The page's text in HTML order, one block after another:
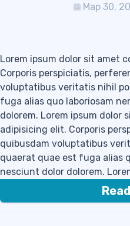
Мар 30,
Lorem ipsum dolor sit amet
Corporis perspiciatis,
voluptatibus veritatis nihil
fuga alias quo laboriosam
dolorem. Lorem ipsum dolor
adipisicing elit. Corporis
quibusdam voluptatibus
quaerat quae est fuga alias
nesciunt dolor dolorem.